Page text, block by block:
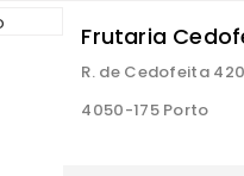
Frutaria
R. de Cedofeita 420
4050-175 Porto